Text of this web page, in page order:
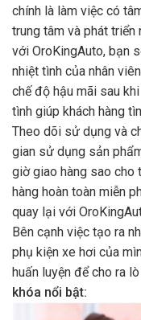
chính là làm việc có
trung tâm và phát
với OroKingAuto, bạn
nhiệt tình của nhân
chế độ hậu mãi sau
tình giúp khách hàng
Theo dõi sử dụng và
gian sử dụng sản
giờ giao hàng sao cho
hàng hoàn toàn miễn
quay lại với
Bên cạnh việc tạo ra
phụ kiện xe hơi của
huấn luyện để cho ra
khóa nổi bật: